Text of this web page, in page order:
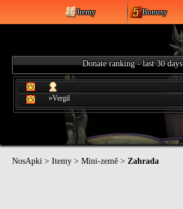
Itemy Bonusy
Donate ranking - last 30 days
»Vergil
NosApki > Itemy > Mini-země > Zahrada